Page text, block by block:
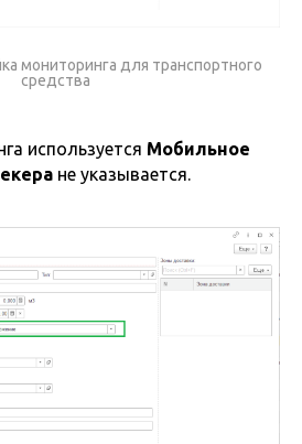
мониторинга для транспортного
средства
используется Мобильное
не указывается.